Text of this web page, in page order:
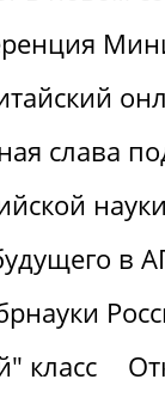
слава
в
класс